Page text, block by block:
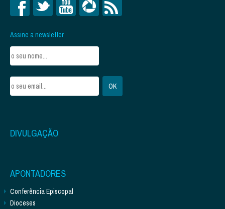
Assine a newsletter
DIVULGAÇÃO
APONTADORES
Conferência Episcopal
Dioceses